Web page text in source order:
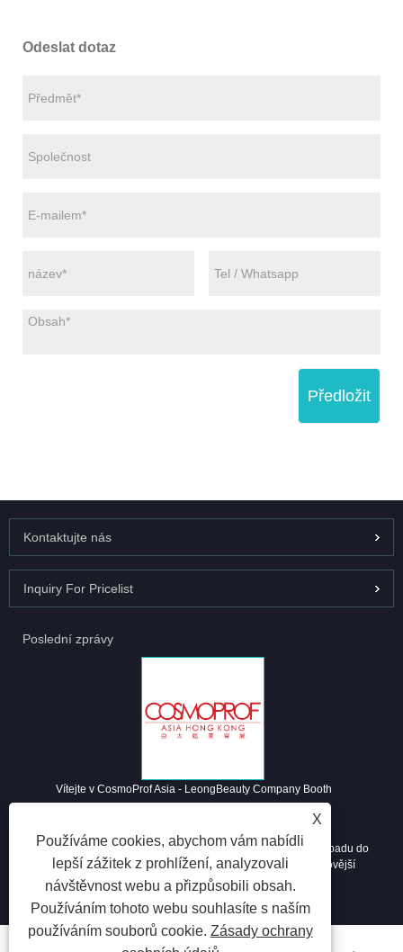
Odeslat dotaz
Předložit
Kontaktujte nás
Inquiry For Pricelist
Poslední zprávy
Vítejte v CosmoProf Asia - LeongBeauty Company Booth
Probíhá CosmoProf Asia. Kosmetický průmysl je horký a od listopadu do
Vánoc nabízíme největší slevy 2024. Kontaktujte nás za nejnovější
cenový katalog.
X
Používáme cookies, abychom vám nabídli
lepší zážitek z prohlížení, analyzovali
návštěvnost webu a přizpůsobili obsah.
Používáním tohoto webu souhlasíte s naším
používáním souborů cookie. Zásady ochrany